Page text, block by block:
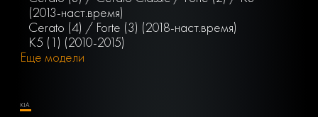
(2013-наст.время)
Cerato (4) / Forte (3) (2018-наст.время)
K5 (1) (2010-2015)
Еще модели
KIA